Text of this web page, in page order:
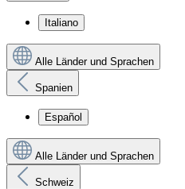
Italiano
Alle Länder und Sprachen
Spanien
Español
Alle Länder und Sprachen
Schweiz